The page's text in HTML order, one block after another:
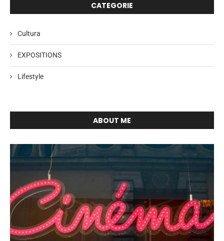
CATEGORIE
Cultura
EXPOSITIONS
Lifestyle
ABOUT ME